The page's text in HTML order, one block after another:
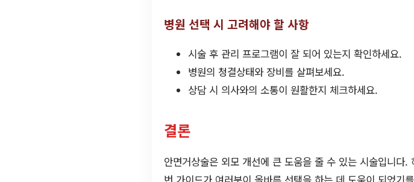
병원 선택 시 고려해야 할 사항
시술 후 관리 프로그램이 잘 되어 있는지 확인하세요.
병원의 청결상태와 장비를 살펴보세요.
상담 시 의사와의 소통이 원활한지 체크하세요.
결론
안면거상술은 외모 개선에 큰 도움을 줄 수 있는 시술입니다